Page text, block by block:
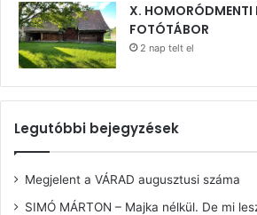
X. HOMORÓDMENTI
FOTÓTÁBOR
2 nap telt el
Legutóbbi bejegyzések
Megjelent a VÁRAD augusztusi száma
SIMÓ MÁRTON – Majka nélkül. De mi